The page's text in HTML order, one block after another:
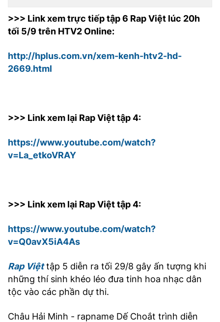
BÙI XUÂN PHÁI
LIÊN HỆ QUẢNG CÁO
Điện thoại: 024.38254756
MẠNG XÃ HỘI
>>> Link xem trực tiếp tập 6 Rap Việt lúc 20h
tối 5/9 trên HTV2 Online:
http://hplus.com.vn/xem-kenh-htv2-hd-
2669.html
>>> Link xem lại Rap Việt tập 4:
https://www.youtube.com/watch?
v=La_etkoVRAY
>>> Link xem lại Rap Việt tập 4:
https://www.youtube.com/watch?
v=Q0avX5iA4As
Rap Việttập 5 diễn ra tối 29/8 gây ấn tượng khi
những thí sinh khéo léo đưa tinh hoa nhạc dân
tộc vào các phần dự thi.
Châu Hải Minh - rapname Dế Choắt trình diễn